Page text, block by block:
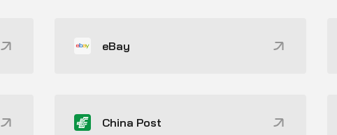
eBay
China Post